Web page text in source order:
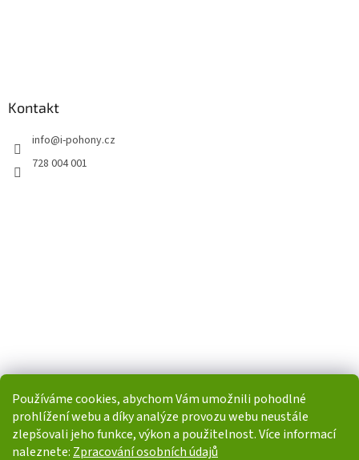
Používáme cookies, abychom Vám umožnili pohodlné
prohlížení webu a díky analýze provozu webu neustále
zlepšovali jeho funkce, výkon a použitelnost. Více informací
naleznete: Zpracování osobních údajů
Kontakt
info@i-pohony.cz
728 004 001